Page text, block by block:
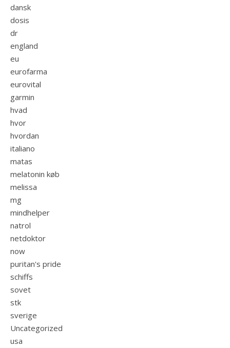
dansk
dosis
dr
england
eu
eurofarma
eurovital
garmin
hvad
hvor
hvordan
italiano
matas
melatonin køb
melissa
mg
mindhelper
natrol
netdoktor
now
puritan's pride
schiffs
sovet
stk
sverige
Uncategorized
usa